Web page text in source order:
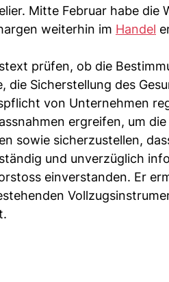
Mitte Februar habe die
weiterhin im Handel
prüfen, ob die
die Sicherstellung des
von Unternehmen
ergreifen, um
sowie sicherzustellen,
und unverzüglich
einverstanden. Er